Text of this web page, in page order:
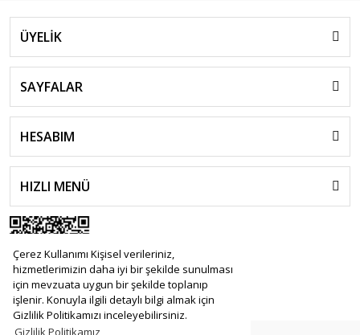
Çerez Kullanımı Kişisel verileriniz,
hizmetlerimizin daha iyi bir şekilde sunulması
için mevzuata uygun bir şekilde toplanıp
işlenir. Konuyla ilgili detaylı bilgi almak için
Gizlilik Politikamızı inceleyebilirsiniz.
ÜYELİK
SAYFALAR
HESABIM
HIZLI MENÜ